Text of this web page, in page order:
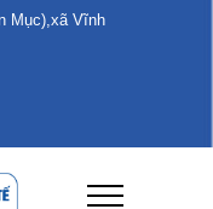
Mục),xã Vĩnh